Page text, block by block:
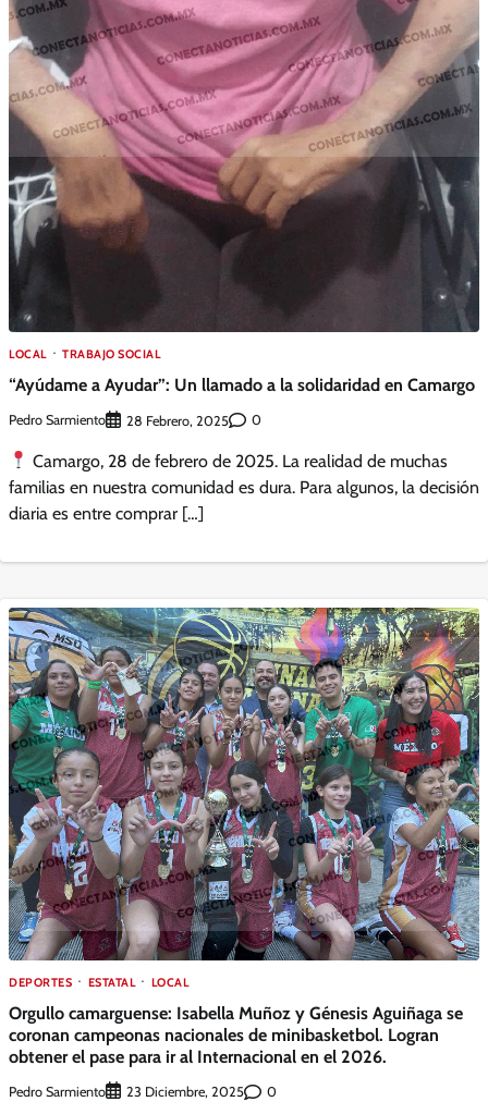
LOCAL TRABAJO SOCIAL
“Ayúdame a Ayudar”: Un llamado a la solidaridad en Camargo
Pedro Sarmiento 28 Febrero, 2025 0
Camargo, 28 de febrero de 2025. La realidad de muchas
familias en nuestra comunidad es dura. Para algunos, la decisión
diaria es entre comprar […]
DEPORTES ESTATAL LOCAL
Orgullo camarguense: Isabella Muñoz y Génesis Aguiñaga se
coronan campeonas nacionales de minibasketbol. Logran
obtener el pase para ir al Internacional en el 2026.
Pedro Sarmiento 23 Diciembre, 2025 0